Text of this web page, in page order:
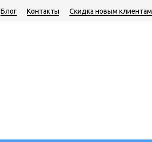
Блог Контакты Скидка новым клиентам